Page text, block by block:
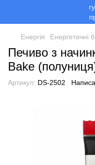
Енергія Енергетичні
Печиво з
Bake
Артикул: DS-2502